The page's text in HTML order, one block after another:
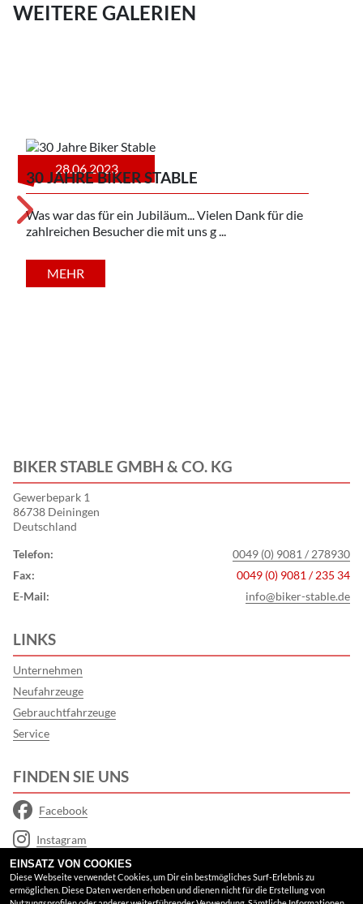
WEITERE GALERIEN
28.06.2023
30 JAHRE BIKER STABLE
Was war das für ein Jubiläum... Vielen Dank für die
zahlreichen Besucher die mit uns g ...
MEHR
BIKER STABLE GMBH & CO. KG
Gewerbepark 1
86738 Deiningen
Deutschland
Telefon:
0049 (0) 9081 / 278930
Fax:
0049 (0) 9081 / 235 34
E-Mail:
info@biker-stable.de
LINKS
Unternehmen
Neufahrzeuge
Gebrauchtfahrzeuge
Service
FINDEN SIE UNS
Facebook
Instagram
Youtube
Google Maps
EINSATZ VON COOKIES
Diese Webseite verwendet Cookies, um Dir ein bestmögliches Surf-Erlebnis zu
ermöglichen. Diese Daten werden erhoben und dienen nicht für die Erstellung von